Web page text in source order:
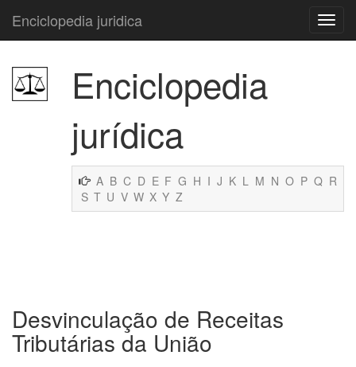
Enciclopedia juridica
Enciclopedia
jurídica
A B C D E F G H I J K L M N O P Q R
S T U V W X Y Z
Desvinculação de Receitas
Tributárias da União